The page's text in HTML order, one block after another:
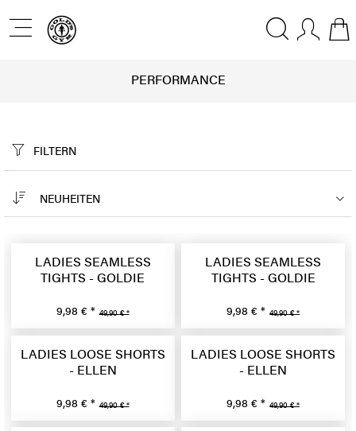
PERFORMANCE
FILTERN
NEUHEITEN
LADIES SEAMLESS
TIGHTS - GOLDIE
49,90 € *
9,98 € *
LADIES SEAMLESS
TIGHTS - GOLDIE
49,90 € *
9,98 € *
LADIES LOOSE SHORTS
- ELLEN
49,90 € *
9,98 € *
LADIES LOOSE SHORTS
- ELLEN
49,90 € *
9,98 € *